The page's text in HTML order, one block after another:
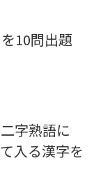
10問出題
字熟語に
入る漢字を